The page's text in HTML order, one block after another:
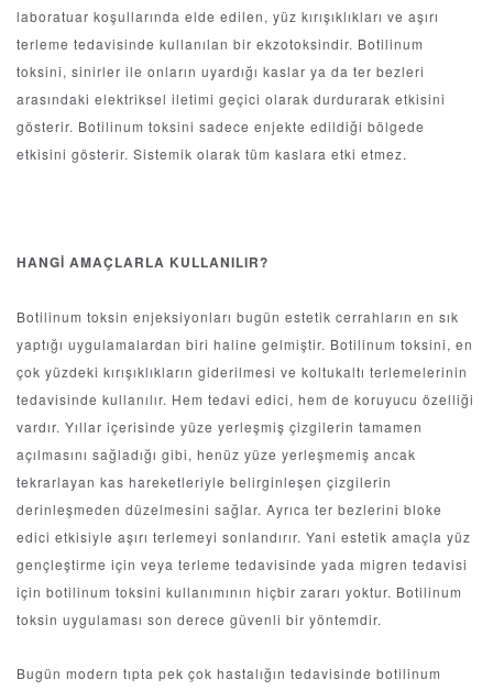
laboratuar koşullarında elde edilen, yüz kırışıklıkları ve aşırı
terleme tedavisinde kullanılan bir ekzotoksindir. Botilinum
toksini, sinirler ile onların uyardığı kaslar ya da ter bezleri
arasındaki elektriksel iletimi geçici olarak durdurarak etkisini
gösterir. Botilinum toksini sadece enjekte edildiği bölgede
etkisini gösterir. Sistemik olarak tüm kaslara etki etmez.
HANGİ AMAÇLARLA KULLANILIR?
Botilinum toksin enjeksiyonları bugün estetik cerrahların en sık
yaptığı uygulamalardan biri haline gelmiştir. Botilinum toksini, en
çok yüzdeki kırışıklıkların giderilmesi ve koltukaltı terlemelerinin
tedavisinde kullanılır. Hem tedavi edici, hem de koruyucu özelliği
vardır. Yıllar içerisinde yüze yerleşmiş çizgilerin tamamen
açılmasını sağladığı gibi, henüz yüze yerleşmemiş ancak
tekrarlayan kas hareketleriyle belirginleşen çizgilerin
derinleşmeden düzelmesini sağlar. Ayrıca ter bezlerini bloke
edici etkisiyle aşırı terlemeyi sonlandırır. Yani estetik amaçla yüz
gençleştirme için veya terleme tedavisinde yada migren tedavisi
için botilinum toksini kullanımının hiçbir zararı yoktur. Botilinum
toksin uygulaması son derece güvenli bir yöntemdir.
Bugün modern tıpta pek çok hastalığın tedavisinde botilinum